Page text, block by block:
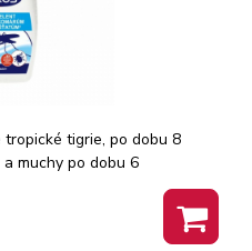
tigrie, po dobu 8
muchy po dobu 6
na pokožku a odev zo
priamo na tvár, ale
pokožke.''Používajte